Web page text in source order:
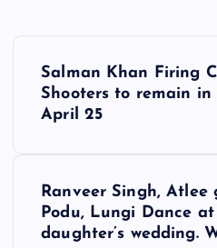
Salman Khan Firing
Shooters to remain
April 25
Ranveer Singh, Atlee
Podu, Lungi Dance at
daughter’s wedding.